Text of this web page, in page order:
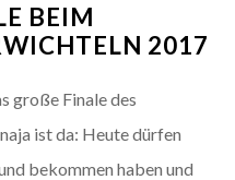
BEIM K
2017
große Finale des
ist da: Heute dürfen
bekommen haben und